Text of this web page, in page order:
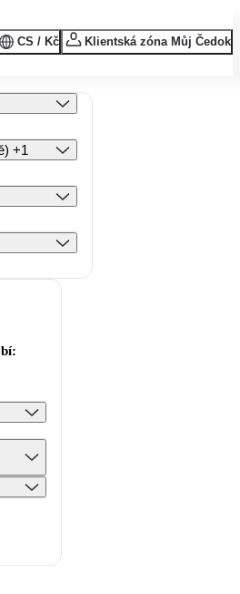
CS / Kč Klientská zóna Můj Čedok
+1